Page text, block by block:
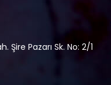
Şire Pazarı Sk. No: 2/1